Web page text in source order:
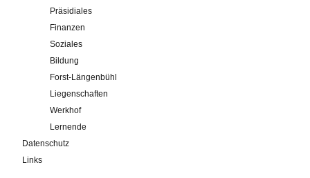
Präsidiales
Finanzen
Soziales
Bildung
Forst-Längenbühl
Liegenschaften
Werkhof
Lernende
Datenschutz
Links